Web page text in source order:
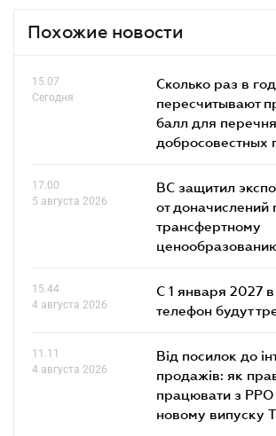
Похожие новости
15.07
Сегодня
Сколько раз в год
пересчитывают
балл для перечня
добросовестных
17.00
5 августа 2026
ВС защитил
от доначислений
трансфертному
15.44
4 августа 2026
С 1 января 2027
телефон будут
11.11
4 августа 2026
Від посилок до
продажів: як
працювати з
новому випуску